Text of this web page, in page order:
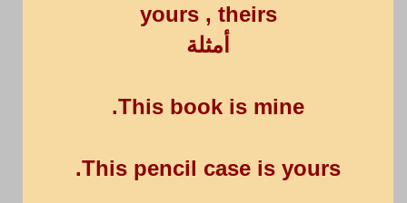
yours , theirs
أمثلة
This book is mine.
This pencil case is yours.